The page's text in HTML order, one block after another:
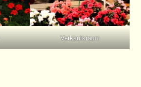
Verkaufsraum